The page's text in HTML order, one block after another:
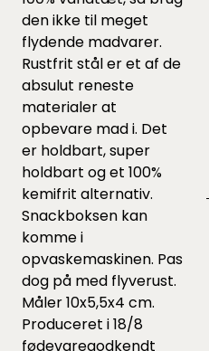
den ikke til meget
flydende madvarer.
Rustfrit stål er et af de
absulut reneste
materialer at
opbevare mad i. Det
er holdbart, super
holdbart og et 100%
kemifrit alternativ.
Snackboksen kan
komme i
opvaskemaskinen. Pas
dog på med flyverust.
Måler 10x5,5x4 cm.
Produceret i 18/8
fødevaregodkendt